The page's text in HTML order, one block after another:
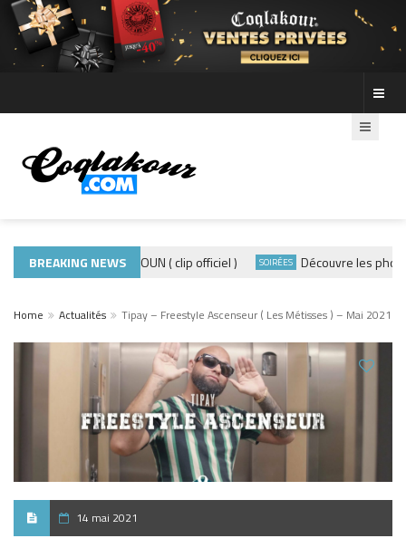
BREAKING NEWS
ADE440 – GRAMOUN ( clip officiel ) SOIRÉES Découvre les photos de
Home Actualités Tipay – Freestyle Ascenseur ( Les Métisses ) – Mai 2021
14 mai 2021